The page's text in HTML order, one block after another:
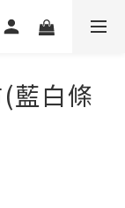
藍白條